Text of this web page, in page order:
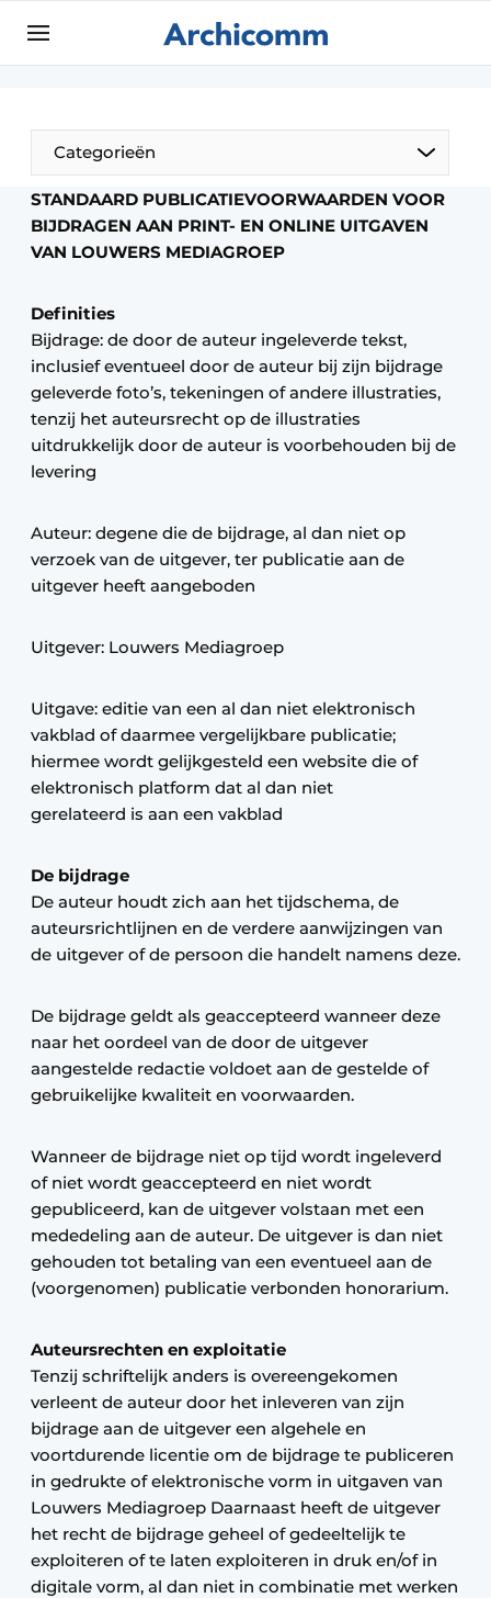
Aanmelden
ArchiComm | Magazine over architectuur,
interieur- & landschapsarchitectuur
Bedrijven
Contact
Podcasts
Privacy / Cookie statement
Vacature aanmelden
Vacatures
Video’s
Categorieën
De Pen
Architect Aan het Woord
STANDAARD PUBLICATIEVOORWAARDEN VOOR
BIJDRAGEN AAN PRINT- EN ONLINE UITGAVEN
VAN LOUWERS MEDIAGROEP
Definities
Bijdrage: de door de auteur ingeleverde tekst,
inclusief eventueel door de auteur bij zijn bijdrage
geleverde foto’s, tekeningen of andere illustraties,
tenzij het auteursrecht op de illustraties
uitdrukkelijk door de auteur is voorbehouden bij de
levering
Auteur: degene die de bijdrage, al dan niet op
verzoek van de uitgever, ter publicatie aan de
uitgever heeft aangeboden
Uitgever: Louwers Mediagroep
Uitgave: editie van een al dan niet elektronisch
vakblad of daarmee vergelijkbare publicatie;
hiermee wordt gelijkgesteld een website die of
elektronisch platform dat al dan niet
gerelateerd is aan een vakblad
De bijdrage
De auteur houdt zich aan het tijdschema, de
auteursrichtlijnen en de verdere aanwijzingen van
de uitgever of de persoon die handelt namens deze.
De bijdrage geldt als geaccepteerd wanneer deze
naar het oordeel van de door de uitgever
aangestelde redactie voldoet aan de gestelde of
gebruikelijke kwaliteit en voorwaarden.
Wanneer de bijdrage niet op tijd wordt ingeleverd
of niet wordt geaccepteerd en niet wordt
gepubliceerd, kan de uitgever volstaan met een
mededeling aan de auteur. De uitgever is dan niet
gehouden tot betaling van een eventueel aan de
(voorgenomen) publicatie verbonden honorarium.
Auteursrechten en exploitatie
Tenzij schriftelijk anders is overeengekomen
verleent de auteur door het inleveren van zijn
bijdrage aan de uitgever een algehele en
voortdurende licentie om de bijdrage te publiceren
in gedrukte of elektronische vorm in uitgaven van
Louwers Mediagroep Daarnaast heeft de uitgever
het recht de bijdrage geheel of gedeeltelijk te
exploiteren of te laten exploiteren in druk en/of in
digitale vorm, al dan niet in combinatie met werken